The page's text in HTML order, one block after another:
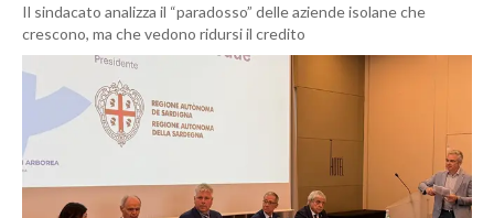
Il sindacato analizza il “paradosso” delle aziende isolane che
crescono, ma che vedono ridursi il credito